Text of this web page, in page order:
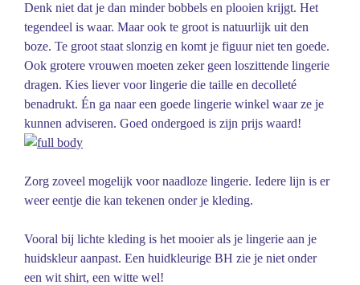
Denk niet dat je dan minder bobbels en plooien krijgt. Het
tegendeel is waar. Maar ook te groot is natuurlijk uit den
boze. Te groot staat slonzig en komt je figuur niet ten goede.
Ook grotere vrouwen moeten zeker geen loszittende lingerie
dragen. Kies liever voor lingerie die taille en decolleté
benadrukt. Én ga naar een goede lingerie winkel waar ze je
kunnen adviseren. Goed ondergoed is zijn prijs waard!
Zorg zoveel mogelijk voor naadloze lingerie. Iedere lijn is er
weer eentje die kan tekenen onder je kleding.
Vooral bij lichte kleding is het mooier als je lingerie aan je
huidskleur aanpast. Een huidkleurige BH zie je niet onder
een wit shirt, een witte wel!